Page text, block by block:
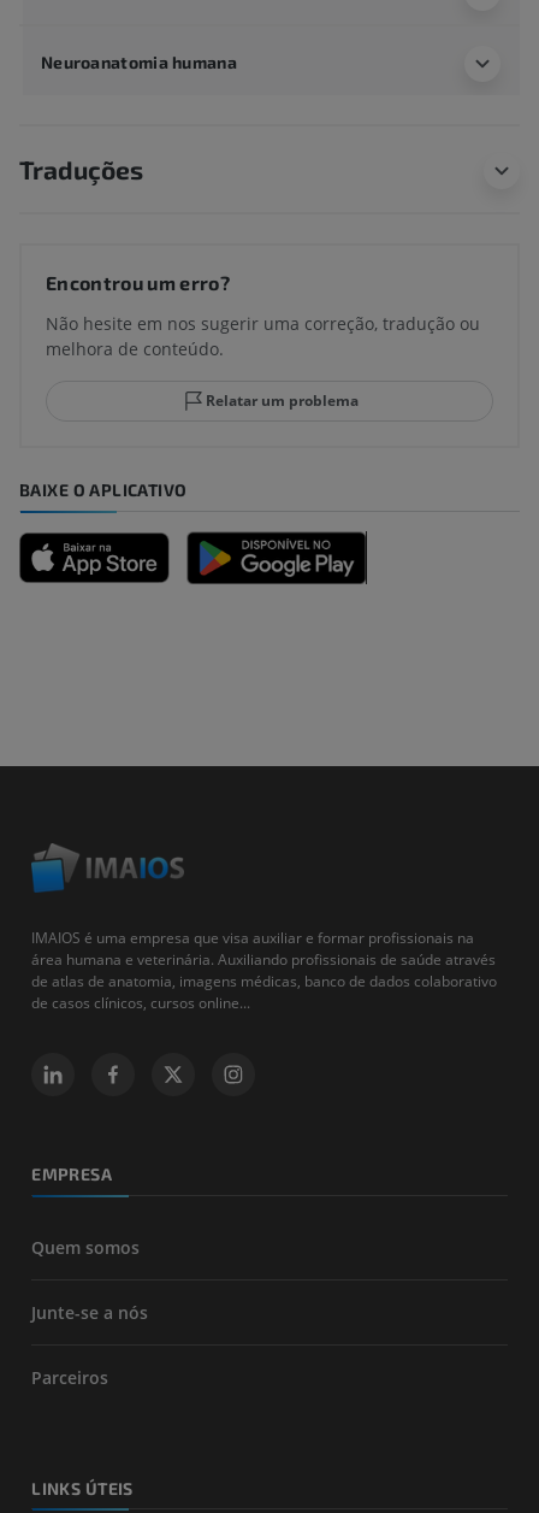
Neuroanatomia humana
Traduções
Encontrou um erro?
Não hesite em nos sugerir uma correção, tradução ou
melhora de conteúdo.
Relatar um problema
BAIXE O APLICATIVO
IMAIOS é uma empresa que visa auxiliar e formar profissionais na
área humana e veterinária. Auxiliando profissionais de saúde através
de atlas de anatomia, imagens médicas, banco de dados colaborativo
de casos clínicos, cursos online...
EMPRESA
Quem somos
Junte-se a nós
Parceiros
LINKS ÚTEIS